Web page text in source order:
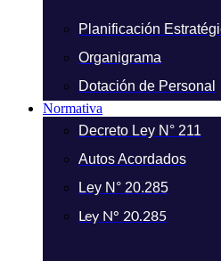
Planificación
Organigrama
Dotación de Personal
Normativa
Decreto Ley N° 211
Autos Acordados
Ley N° 20.285
Ley N° 20.285